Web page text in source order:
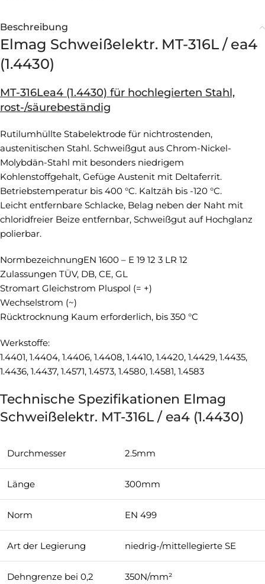
Beschreibung
Elmag Schweißelektr. MT-316L / ea4
(1.4430)
MT-316Lea4 (1.4430) für hochlegierten Stahl,
rost-/säurebeständig
Rutilumhüllte Stabelektrode für nichtrostenden,
austenitischen Stahl. Schweißgut aus Chrom-Nickel-
Molybdän-Stahl mit besonders niedrigem
Kohlenstoffgehalt, Gefüge Austenit mit Deltaferrit.
Betriebstemperatur bis 400 °C. Kaltzäh bis -120 °C.
Leicht entfernbare Schlacke, Belag neben der Naht mit
chloridfreier Beize entfernbar, Schweißgut auf Hochglanz
polierbar.
NormbezeichnungEN 1600 – E 19 12 3 LR 12
Zulassungen TÜV, DB, CE, GL
Stromart Gleichstrom Pluspol (= +)
Wechselstrom (~)
Rücktrocknung Kaum erforderlich, bis 350 °C
Werkstoffe:
1.4401, 1.4404, 1.4406, 1.4408, 1.4410, 1.4420, 1.4429, 1.4435,
1.4436, 1.4437, 1.4571, 1.4573, 1.4580, 1.4581, 1.4583
Technische Spezifikationen Elmag
Schweißelektr. MT-316L / ea4 (1.4430)
Durchmesser 2.5mm
Länge 300mm
Norm EN 499
Art der Legierung niedrig-/mittellegierte SE
Dehngrenze bei 0,2 350N/mm²